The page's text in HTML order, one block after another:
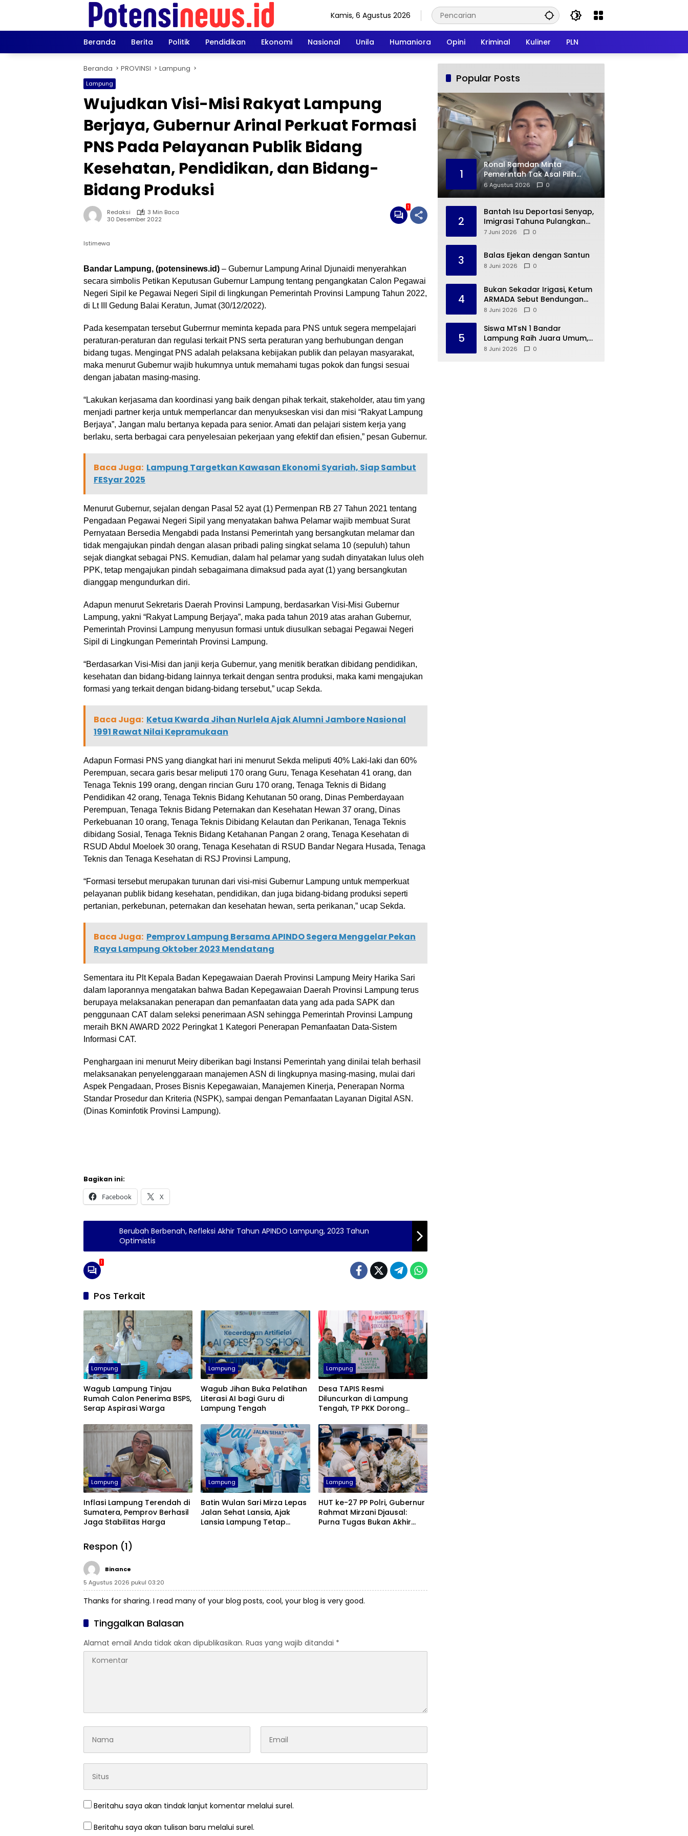
Kamis, 6 Agustus 2026
Beranda Berita Politik Pendidikan Ekonomi Nasional Unila Humaniora Opini Kriminal Kuliner PLN
Beranda PROVINSI Lampung
Lampung
Wujudkan Visi-Misi Rakyat Lampung
Berjaya, Gubernur Arinal Perkuat Formasi
PNS Pada Pelayanan Publik Bidang
Kesehatan, Pendidikan, dan Bidang-
Bidang Produksi
Redaksi
3 Min Baca
30 Desember 2022
1
Istimewa
Bandar Lampung, (potensinews.id) – Gubernur Lampung Arinal Djunaidi menyerahkan
secara simbolis Petikan Keputusan Gubernur Lampung tentang pengangkatan Calon Pegawai
Negeri Sipil ke Pegawai Negeri Sipil di lingkungan Pemerintah Provinsi Lampung Tahun 2022,
di Lt III Gedung Balai Keratun, Jumat (30/12/2022).
Pada kesempatan tersebut Guberrnur meminta kepada para PNS untuk segera mempelajari
peraturan-peraturan dan regulasi terkait PNS serta peraturan yang berhubungan dengan
bidang tugas. Mengingat PNS adalah pelaksana kebijakan publik dan pelayan masyarakat,
maka menurut Gubernur wajib hukumnya untuk memahami tugas pokok dan fungsi sesuai
dengan jabatan masing-masing.
“Lakukan kerjasama dan koordinasi yang baik dengan pihak terkait, stakeholder, atau tim yang
menjadi partner kerja untuk memperlancar dan menyukseskan visi dan misi “Rakyat Lampung
Berjaya”, Jangan malu bertanya kepada para senior. Amati dan pelajari sistem kerja yang
berlaku, serta berbagai cara penyelesaian pekerjaan yang efektif dan efisien,” pesan Gubernur.
Baca Juga: Lampung Targetkan Kawasan Ekonomi Syariah, Siap Sambut
FESyar 2025
Menurut Gubernur, sejalan dengan Pasal 52 ayat (1) Permenpan RB 27 Tahun 2021 tentang
Pengadaan Pegawai Negeri Sipil yang menyatakan bahwa Pelamar wajib membuat Surat
Pernyataan Bersedia Mengabdi pada Instansi Pemerintah yang bersangkutan melamar dan
tidak mengajukan pindah dengan alasan pribadi paling singkat selama 10 (sepuluh) tahun
sejak diangkat sebagai PNS. Kemudian, dalam hal pelamar yang sudah dinyatakan lulus oleh
PPK, tetap mengajukan pindah sebagaimana dimaksud pada ayat (1) yang bersangkutan
dianggap mengundurkan diri.
Adapun menurut Sekretaris Daerah Provinsi Lampung, berdasarkan Visi-Misi Gubernur
Lampung, yakni “Rakyat Lampung Berjaya”, maka pada tahun 2019 atas arahan Gubernur,
Pemerintah Provinsi Lampung menyusun formasi untuk diusulkan sebagai Pegawai Negeri
Sipil di Lingkungan Pemerintah Provinsi Lampung.
“Berdasarkan Visi-Misi dan janji kerja Gubernur, yang menitik beratkan dibidang pendidikan,
kesehatan dan bidang-bidang lainnya terkait dengan sentra produksi, maka kami mengajukan
formasi yang terkait dengan bidang-bidang tersebut,” ucap Sekda.
Baca Juga: Ketua Kwarda Jihan Nurlela Ajak Alumni Jambore Nasional
1991 Rawat Nilai Kepramukaan
Adapun Formasi PNS yang diangkat hari ini menurut Sekda meliputi 40% Laki-laki dan 60%
Perempuan, secara garis besar meliputi 170 orang Guru, Tenaga Kesehatan 41 orang, dan
Tenaga Teknis 199 orang, dengan rincian Guru 170 orang, Tenaga Teknis di Bidang
Pendidikan 42 orang, Tenaga Teknis Bidang Kehutanan 50 orang, Dinas Pemberdayaan
Perempuan, Tenaga Teknis Bidang Peternakan dan Kesehatan Hewan 37 orang, Dinas
Perkebuanan 10 orang, Tenaga Teknis Dibidang Kelautan dan Perikanan, Tenaga Teknis
dibidang Sosial, Tenaga Teknis Bidang Ketahanan Pangan 2 orang, Tenaga Kesehatan di
RSUD Abdul Moeloek 30 orang, Tenaga Kesehatan di RSUD Bandar Negara Husada, Tenaga
Teknis dan Tenaga Kesehatan di RSJ Provinsi Lampung,
“Formasi tersebut merupakan turunan dari visi-misi Gubernur Lampung untuk memperkuat
pelayanan publik bidang kesehatan, pendidikan, dan juga bidang-bidang produksi seperti
pertanian, perkebunan, peternakan dan kesehatan hewan, serta perikanan,” ucap Sekda.
Baca Juga: Pemprov Lampung Bersama APINDO Segera Menggelar Pekan
Raya Lampung Oktober 2023 Mendatang
Sementara itu Plt Kepala Badan Kepegawaian Daerah Provinsi Lampung Meiry Harika Sari
dalam laporannya mengatakan bahwa Badan Kepegawaian Daerah Provinsi Lampung terus
berupaya melaksanakan penerapan dan pemanfaatan data yang ada pada SAPK dan
penggunaan CAT dalam seleksi penerimaan ASN sehingga Pemerintah Provinsi Lampung
meraih BKN AWARD 2022 Peringkat 1 Kategori Penerapan Pemanfaatan Data-Sistem
Informasi CAT.
Penghargaan ini menurut Meiry diberikan bagi Instansi Pemerintah yang dinilai telah berhasil
melaksanakan penyelenggaraan manajemen ASN di lingkupnya masing-masing, mulai dari
Aspek Pengadaan, Proses Bisnis Kepegawaian, Manajemen Kinerja, Penerapan Norma
Standar Prosedur dan Kriteria (NSPK), sampai dengan Pemanfaatan Layanan Digital ASN.
(Dinas Kominfotik Provinsi Lampung).
Bagikan ini:
Facebook X
Berubah Berbenah, Refleksi Akhir Tahun APINDO Lampung, 2023 Tahun
Optimistis
1
Pos Terkait
Lampung
Wagub Lampung Tinjau
Rumah Calon Penerima BSPS,
Serap Aspirasi Warga
Lampung
Wagub Jihan Buka Pelatihan
Literasi AI bagi Guru di
Lampung Tengah
Lampung
Desa TAPIS Resmi
Diluncurkan di Lampung
Tengah, TP PKK Dorong
Desa
Lampung
Inflasi Lampung Terendah di
Sumatera, Pemprov Berhasil
Jaga Stabilitas Harga
Lampung
Batin Wulan Sari Mirza Lepas
Jalan Sehat Lansia, Ajak
Lansia Lampung Tetap
Lampung
HUT ke-27 PP Polri, Gubernur
Rahmat Mirzani Djausal:
Purna Tugas Bukan Akhir
Respon (1)
Binance
5 Agustus 2026 pukul 03:20
Thanks for sharing. I read many of your blog posts, cool, your blog is very good.
Tinggalkan Balasan
Alamat email Anda tidak akan dipublikasikan. Ruas yang wajib ditandai *
Beritahu saya akan tindak lanjut komentar melalui surel.
Beritahu saya akan tulisan baru melalui surel.
Popular Posts
1
Ronal Ramdan Minta
Pemerintah Tak Asal Pilih
Kontraktor, Kualitas
Infrastruktur Jadi Taruhan
6 Agustus 2026 0
2
Bantah Isu Deportasi Senyap,
Imigrasi Tahuna Pulangkan
Dua Warga Negara Cina ke
7 Juni 2026 0
3 Balas Ejekan dengan Santun
8 Juni 2026 0
4
Bukan Sekadar Irigasi, Ketum
ARMADA Sebut Bendungan
Way Rarem Cetak Sejarah
8 Juni 2026 0
5
Siswa MTsN 1 Bandar
Lampung Raih Juara Umum,
Terima Apresiasi dari
8 Juni 2026 0